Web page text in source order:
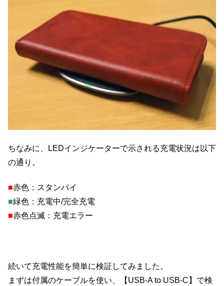
ちなみに、LEDインジケーターで示される充電状況は以下
の通り。
■赤色：スタンバイ
■緑色：充電中/完全充電
■赤色点滅：充電エラー
続いて充電性能を簡単に検証してみました。
まずは付属のケーブルを使い、【USB-A to USB-C】で検